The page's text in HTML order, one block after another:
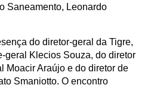
Saneamento, Leonardo
do diretor-geral da Tigre,
geral Klecios Souza, do diretor
Moacir Araújo e do diretor de
Smaniotto. O encontro